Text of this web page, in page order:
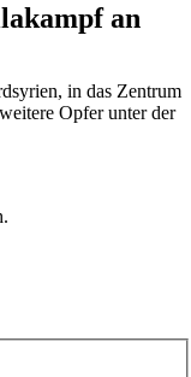
an
in das Zentrum
Opfer unter der